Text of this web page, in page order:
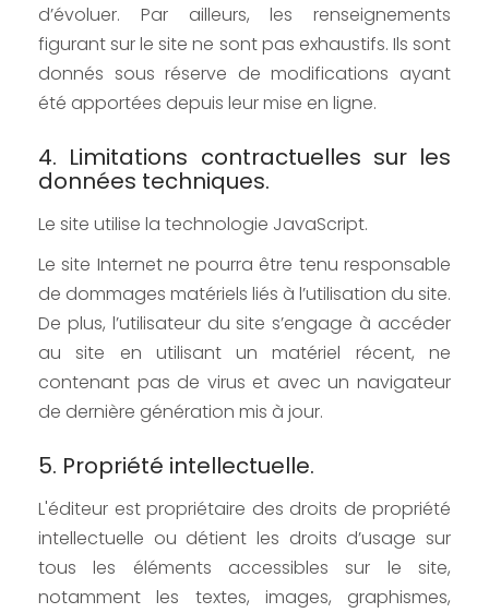
d’évoluer. Par ailleurs, les renseignements
figurant sur le site ne sont pas exhaustifs. Ils sont
donnés sous réserve de modifications ayant
été apportées depuis leur mise en ligne.
4. Limitations contractuelles sur les
données techniques.
Le site utilise la technologie JavaScript.
Le site Internet ne pourra être tenu responsable
de dommages matériels liés à l’utilisation du site.
De plus, l’utilisateur du site s’engage à accéder
au site en utilisant un matériel récent, ne
contenant pas de virus et avec un navigateur
de dernière génération mis à jour.
5. Propriété intellectuelle.
L'éditeur est propriétaire des droits de propriété
intellectuelle ou détient les droits d’usage sur
tous les éléments accessibles sur le site,
notamment les textes, images, graphismes,